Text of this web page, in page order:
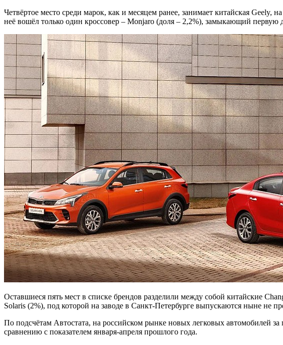
Четвёртое место среди марок, как и месяцем ранее, занимает китайская
неё вошёл только один кроссовер – Monjaro (доля – 2,2%), замыкающий
Оставшиеся пять мест в списке брендов разделили между собой китайские
Solaris (2%), под которой на заводе в Санкт-Петербурге выпускаются ныне не
По подсчётам Автостата, на российском рынке новых легковых автомобилей
сравнению с показателем января-апреля прошлого года.